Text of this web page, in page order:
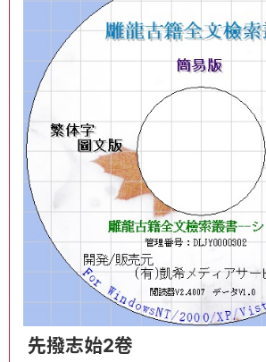
先撥志始2卷